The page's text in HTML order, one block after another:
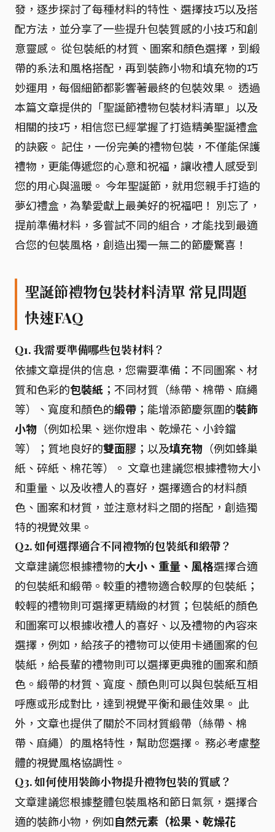
發，逐步探討了每種材料的特性、選擇技巧以及搭
配方法，並分享了一些提升包裝質感的小技巧和創
意靈感。 從包裝紙的材質、圖案和顏色選擇，到緞
帶的系法和風格搭配，再到裝飾小物和填充物的巧
妙運用，每個細節都影響著最終的包裝效果。 透過
本篇文章提供的「聖誕節禮物包裝材料清單」以及
相關的技巧，相信您已經掌握了打造精美聖誕禮盒
的訣竅。 記住，一份完美的禮物包裝，不僅能保護
禮物，更能傳遞您的心意和祝福，讓收禮人感受到
您的用心與溫暖。 今年聖誕節，就用您親手打造的
夢幻禮盒，為摯愛獻上最美好的祝福吧！ 別忘了，
提前準備材料，多嘗試不同的組合，才能找到最適
合您的包裝風格，創造出獨一無二的節慶驚喜！
聖誕節禮物包裝材料清單 常見問題
快速FAQ
Q1. 我需要準備哪些包裝材料？
依據文章提供的信息，您需要準備：不同圖案、材
質和色彩的包裝紙 ；不同材質（絲帶、棉帶、麻繩
等）、寬度和顏色的緞帶 ；能增添節慶氛圍的裝飾
小物 （例如松果、迷你燈串、乾燥花、小鈴鐺
等）；質地良好的雙面膠 ；以及填充物 （例如蜂巢
紙、碎紙、棉花等）。 文章也建議您根據禮物大小
和重量、以及收禮人的喜好，選擇適合的材料顏
色、圖案和材質，並注意材料之間的搭配，創造獨
特的視覺效果。
Q2. 如何選擇適合不同禮物的包裝紙和緞帶？
文章建議您根據禮物的大小、重量、風格選擇合適
的包裝紙和緞帶。較重的禮物適合較厚的包裝紙；
較輕的禮物則可選擇更精緻的材質；包裝紙的顏色
和圖案可以根據收禮人的喜好、以及禮物的內容來
選擇，例如，給孩子的禮物可以使用卡通圖案的包
裝紙，給長輩的禮物則可以選擇更典雅的圖案和顏
色。緞帶的材質、寬度、顏色則可以與包裝紙互相
呼應或形成對比，達到視覺平衡和最佳效果。 此
外，文章也提供了關於不同材質緞帶（絲帶、棉
帶、麻繩）的風格特性，幫助您選擇。 務必考慮整
體的視覺風格協調性。
Q3. 如何使用裝飾小物提升禮物包裝的質感？
文章建議您根據整體包裝風格和節日氣氛，選擇合
適的裝飾小物，例如自然元素（松果、乾燥花